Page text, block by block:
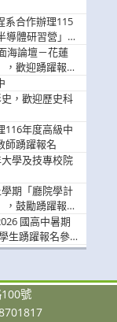
系合作辦理115
導體研習營」，
海論壇－花蓮
歡迎踴躍報名
，歡迎歷史科
116年度高級中
師踴躍報名
學及技專校院
期「廳院學計
鼓勵踴躍報名
國高中暑期
生踴躍報名參
號